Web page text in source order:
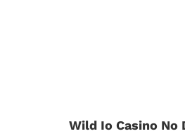
Wild Io Casino No